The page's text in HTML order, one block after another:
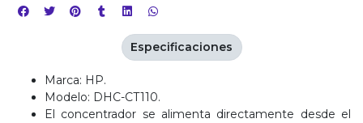
Marca: HP.
Modelo: DHC-CT110.
El concentrador se alimenta directamente desde el
Especificaciones